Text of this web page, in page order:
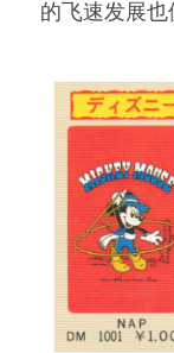
的飞速发展也